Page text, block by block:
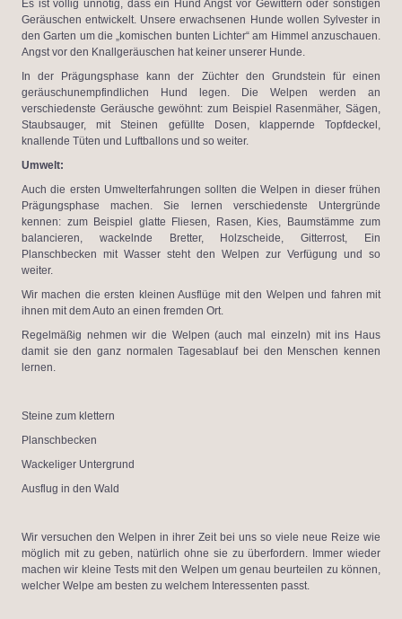
Es ist völlig unnötig, dass ein Hund Angst vor Gewittern oder sonstigen
Geräuschen entwickelt. Unsere erwachsenen Hunde wollen Sylvester in
den Garten um die „komischen bunten Lichter“ am Himmel anzuschauen.
Angst vor den Knallgeräuschen hat keiner unserer Hunde.
In der Prägungsphase kann der Züchter den Grundstein für einen
geräuschunempfindlichen Hund legen. Die Welpen werden an
verschiedenste Geräusche gewöhnt: zum Beispiel Rasenmäher, Sägen,
Staubsauger, mit Steinen gefüllte Dosen, klappernde Topfdeckel,
knallende Tüten und Luftballons und so weiter.
Umwelt:
Auch die ersten Umwelterfahrungen sollten die Welpen in dieser frühen
Prägungsphase machen. Sie lernen verschiedenste Untergründe
kennen: zum Beispiel glatte Fliesen, Rasen, Kies, Baumstämme zum
balancieren, wackelnde Bretter, Holzscheide, Gitterrost, Ein
Planschbecken mit Wasser steht den Welpen zur Verfügung und so
weiter.
Wir machen die ersten kleinen Ausflüge mit den Welpen und fahren mit
ihnen mit dem Auto an einen fremden Ort.
Regelmäßig nehmen wir die Welpen (auch mal einzeln) mit ins Haus
damit sie den ganz normalen Tagesablauf bei den Menschen kennen
lernen.
Steine zum klettern
Planschbecken
Wackeliger Untergrund
Ausflug in den Wald
Wir versuchen den Welpen in ihrer Zeit bei uns so viele neue Reize wie
möglich mit zu geben, natürlich ohne sie zu überfordern. Immer wieder
machen wir kleine Tests mit den Welpen um genau beurteilen zu können,
welcher Welpe am besten zu welchem Interessenten passt.